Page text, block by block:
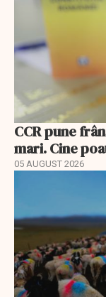
CCR pune
mari. Cine
05 AUGUST 2026